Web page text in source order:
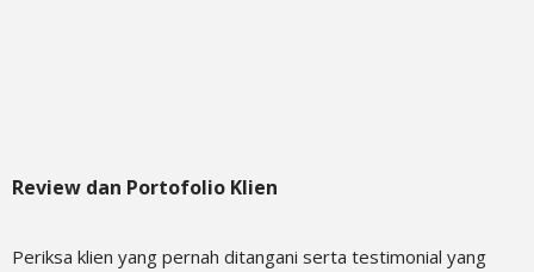
Review dan Portofolio Klien
Periksa klien yang pernah ditangani serta testimonial yang